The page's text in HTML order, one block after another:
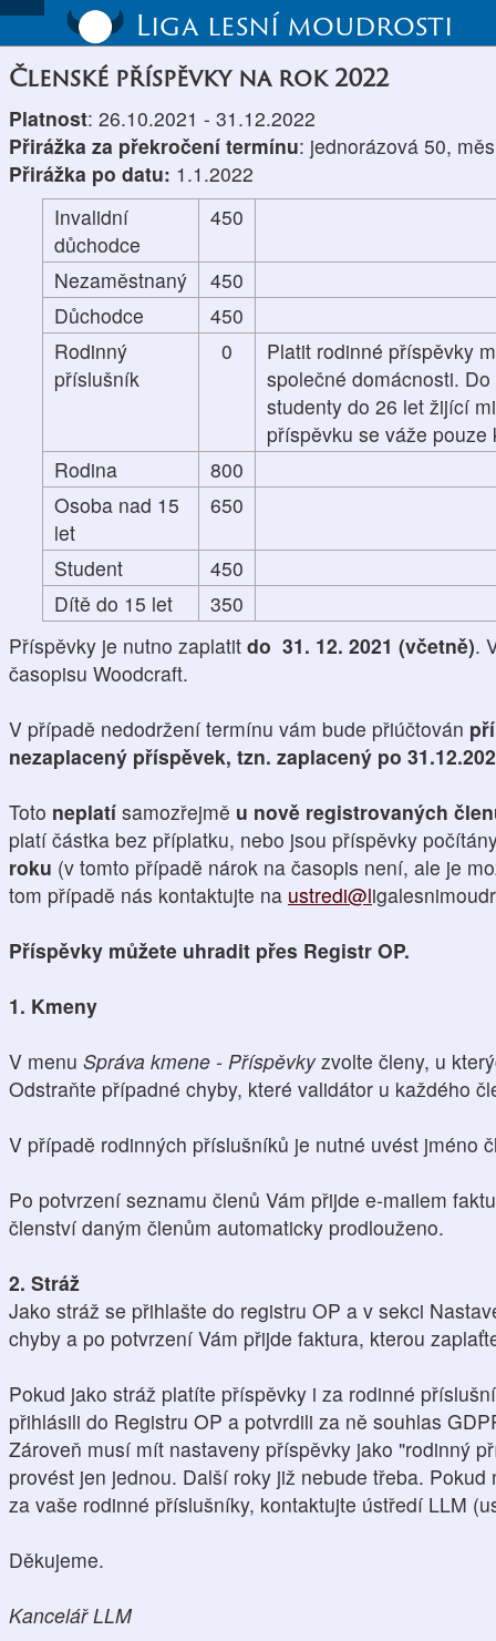
Liga lesní moudrosti
Členské příspěvky na rok 2022
Platnost: 26.10.2021 - 31.12.2022
Přirážka za překročení termínu: jednorázová 50,
Přirážka po datu: 1.1.2022
Invalidní
důchodce
450
Nezaměstnaný
450
Důchodce
450
Rodinný
příslušník
0
Platit rodinné příspěvky
společné domácnosti.
studenty do 26 let žijící
příspěvku se váže
Rodina
800
Osoba nad 15
let
650
Student
450
Dítě do 15 let
350
Příspěvky je nutno zaplatit do 31. 12. 2021 (včetně).
časopisu Woodcraft.
V případě nedodržení termínu vám bude přiúčtován
nezaplacený příspěvek, tzn. zaplacený po
Toto neplatí samozřejmě u nově registrovaných
platí částka bez příplatku, nebo jsou příspěvky
roku (v tomto případě nárok na časopis není, ale je
tom případě nás kontaktujte na ustredi@l
Příspěvky můžete uhradit přes Registr OP.
1. Kmeny
V menu Správa kmene - Příspěvkyzvolte členy, u
Odstraňte případné chyby, které validátor u každého
V případě rodinných příslušníků je nutné uvést jméno
Po potvrzení seznamu členů Vám přijde e-mailem
členství daným členům automaticky prodlouženo.
2. Stráž
Jako stráž se přihlašte do registru OP a v sekci
chyby a po potvrzení Vám přijde faktura, kterou
Pokud jako stráž platíte příspěvky i za rodinné
přihlásili do Registru OP a potvrdili za ně souhlas
Zároveň musí mít nastaveny příspěvky jako "rodinný
provést jen jednou. Další roky již nebude třeba.
za vaše rodinné příslušníky, kontaktujte ústředí LLM
Děkujeme.
Kancelář LLM